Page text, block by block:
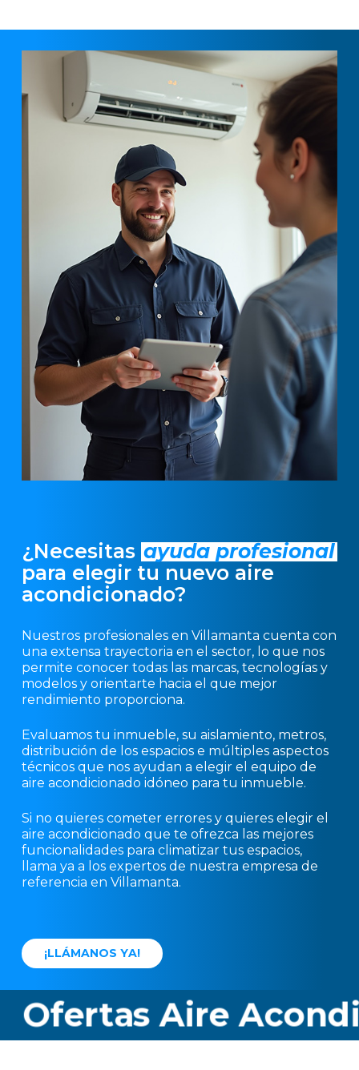
¿Necesitas ayuda profesional
para elegir tu nuevo aire
acondicionado?
Nuestros profesionales en Villamanta cuenta con
una extensa trayectoria en el sector, lo que nos
permite conocer todas las marcas, tecnologías y
modelos y orientarte hacia el que mejor
rendimiento proporciona.
Evaluamos tu inmueble, su aislamiento, metros,
distribución de los espacios e múltiples aspectos
técnicos que nos ayudan a elegir el equipo de
aire acondicionado idóneo para tu inmueble.
Si no quieres cometer errores y quieres elegir el
aire acondicionado que te ofrezca las mejores
funcionalidades para climatizar tus espacios,
llama ya a los expertos de nuestra empresa de
referencia en Villamanta.
¡LLÁMANOS YA!
Aire